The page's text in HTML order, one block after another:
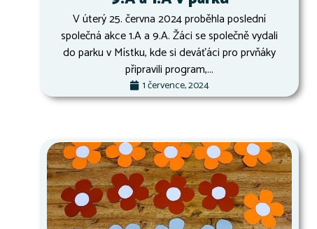
V úterý 25. června 2024 proběhla poslední
společná akce 1.A a 9.A. Žáci se společně vydali
do parku v Místku, kde si deváťáci pro prvňáky
připravili program,...
1 července, 2024